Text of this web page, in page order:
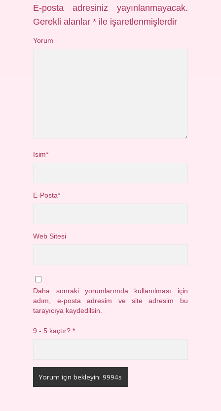
E-posta adresiniz yayınlanmayacak.
Gerekli alanlar* ile işaretlenmişlerdir
Yorum
İsim*
E-Posta*
Web Sitesi
Daha sonraki yorumlarımda kullanılması için
adım, e-posta adresim ve site adresim bu
tarayıcıya kaydedilsin.
9 - 5 kaçtır?*